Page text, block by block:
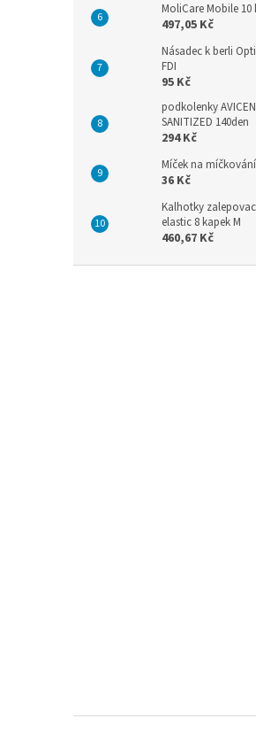
MoliCare Mobile 10
497,05 Kč
Násadec k berli
FDI
95 Kč
podkolenky
SANITIZED 140den
294 Kč
Míček na
36 Kč
Kalhotky
elastic 8 kapek M
460,67 Kč